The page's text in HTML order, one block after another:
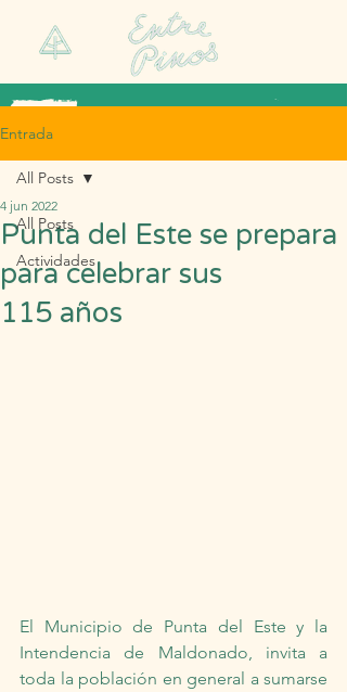
Entrada
All Posts
Actividades
All Posts
Punta del Este se prepara
para celebrar sus
115 años
4 jun 2022
El Municipio de Punta del Este y la
Intendencia de Maldonado, invita a
toda la población en general a sumarse